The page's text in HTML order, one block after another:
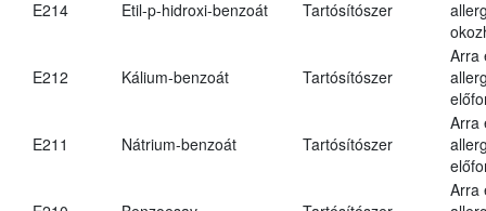
E214 Etil-p-hidroxi-benzoát Tartósítószer
E212 Kálium-benzoát Tartósítószer
Arra
E211 Nátrium-benzoát Tartósítószer
Arra
Arra